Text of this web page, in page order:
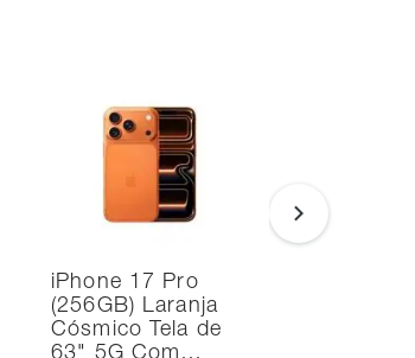
iPhone 17 Pro
(256GB) Laranja
Cósmico Tela de